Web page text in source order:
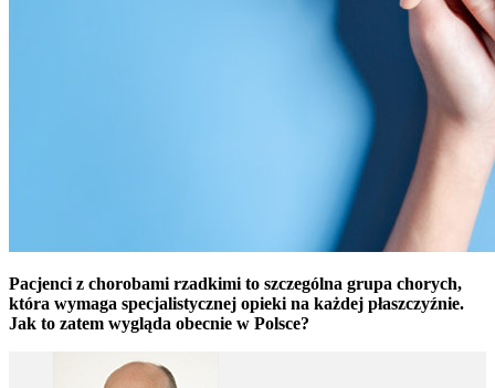
Pacjenci z chorobami rzadkimi to szczególna grupa chorych,
która wymaga specjalistycznej opieki na każdej płaszczyźnie.
Jak to zatem wygląda obecnie w Polsce?